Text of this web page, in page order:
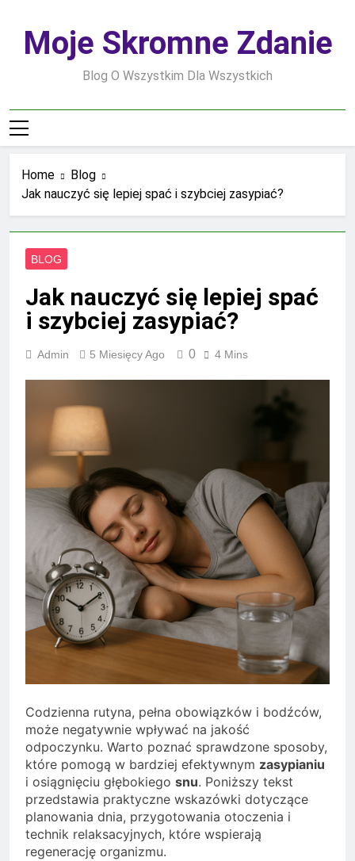
contentMoje Skromne Zdanie
Blog O Wszystkim Dla Wszystkich
Home
Blog
Jak nauczyć się lepiej spać i szybciej zasypiać?
BLOG
Jak nauczyć się lepiej spać
i szybciej zasypiać?
Admin 5 Miesięcy Ago 0 4 Mins
Codzienna rutyna, pełna obowiązków i bodźców,
może negatywnie wpływać na jakość
odpoczynku. Warto poznać sprawdzone sposoby,
które pomogą w bardziej efektywnym zasypianiu
i osiągnięciu głębokiego snu. Poniższy tekst
przedstawia praktyczne wskazówki dotyczące
planowania dnia, przygotowania otoczenia i
technik relaksacyjnych, które wspierają
regenerację organizmu.